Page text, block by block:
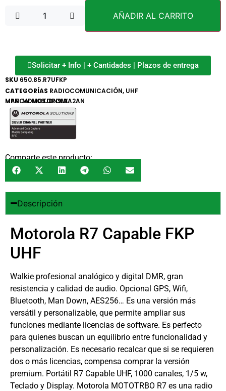
AÑADIR AL CARRITO
Solicitar + Info | + Cantidades | Plazos de entrega
SKU 650.85.R7UFKP
CATEGORÍAS RADIOCOMUNICACIÓN, UHF
MARCA:MOTOROLA
MPN: MDH06JDN9WA2AN
Comparte este producto:
Descripción
Motorola R7 Capable FKP
UHF
Walkie profesional analógico y digital DMR, gran
resistencia y calidad de audio. Opcional GPS, Wifi,
Bluetooth, Man Down, AES256… Es una versión más
versátil y personalizable, que permite ampliar sus
funciones mediante licencias de software. Es perfecto
para quienes buscan un equilibrio entre funcionalidad y
personalización. Es necesario recalcar que si se requieren
dos o más licencias, compensa comprar la versión
premium. Portátil R7 Capable UHF, 1000 canales, 1/5 w,
Teclado y Display. Motorola MOTOTRBO R7 es una radio